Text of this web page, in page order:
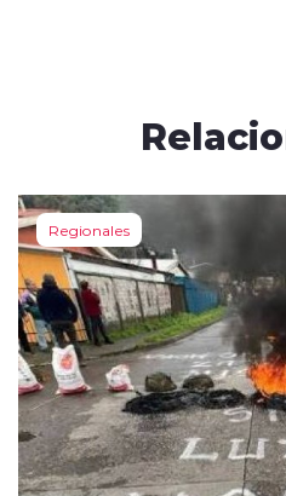
Regionales